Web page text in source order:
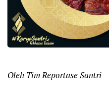
Oleh Tim Reportase Santri